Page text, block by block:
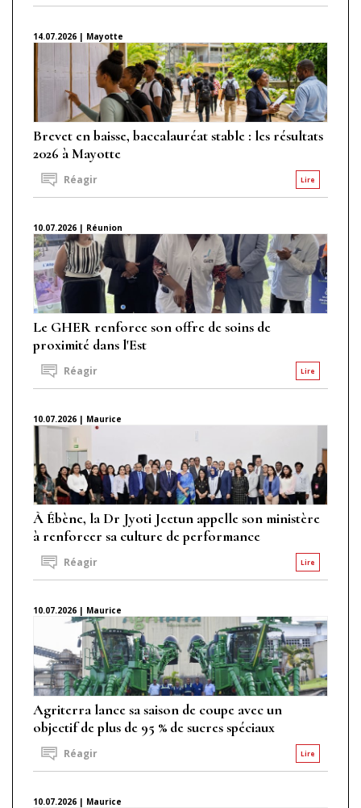
14.07.2026 | Mayotte
Brevet en baisse, baccalauréat stable : les résultats
2026 à Mayotte
Lire
Réagir
10.07.2026 | Réunion
Le GHER renforce son offre de soins de
proximité dans l'Est
Lire
Réagir
10.07.2026 | Maurice
À Ébène, la Dr Jyoti Jeetun appelle son ministère
à renforcer sa culture de performance
Lire
Réagir
10.07.2026 | Maurice
Agriterra lance sa saison de coupe avec un
objectif de plus de 95 % de sucres spéciaux
Lire
Réagir
10.07.2026 | Maurice